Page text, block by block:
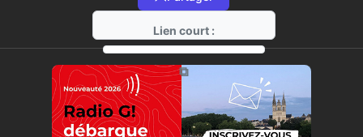
Lien court :
https://radio-g.fr?3556
⧉